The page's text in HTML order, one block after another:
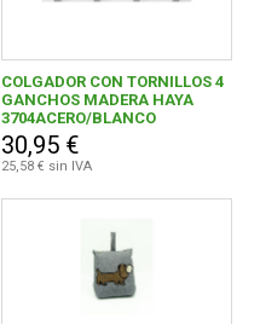
COLGADOR CON TORNILLOS 4
GANCHOS MADERA HAYA
3704ACERO/BLANCO
30,95 €
25,58 € sin IVA